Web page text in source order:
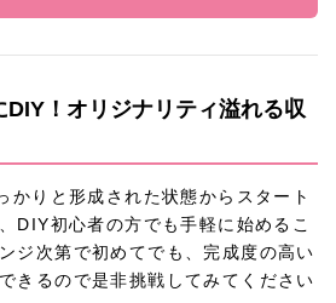
！オリジナリティ溢れる収
かりと形成された状態からスタート
DIY初心者の方でも手軽に始めるこ
ジ次第で初めてでも、完成度の高い
きるので是非挑戦してみてください